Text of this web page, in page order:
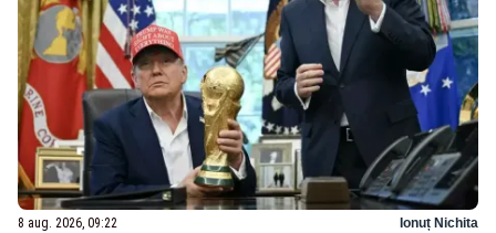
8 aug. 2026, 09:22 Ionuț Nichita